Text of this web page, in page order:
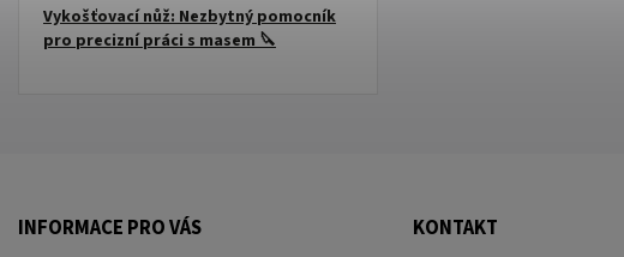
Vykošťovací nůž: Nezbytný pomocník
pro precizní práci s masem 🔪
INFORMACE PRO VÁS KONTAKT